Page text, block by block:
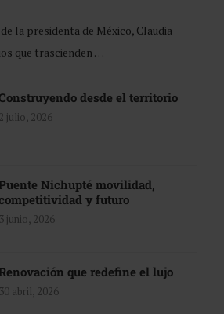
la presidenta de México, Claudia
que trascienden …
desde el territorio
2 julio, 2026
Nichupté movilidad,
y futuro
3 junio, 2026
que redefine el lujo
30 abril, 2026